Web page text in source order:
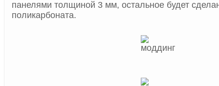
панелями толщиной 3 мм, остальное будет
поликарбоната.